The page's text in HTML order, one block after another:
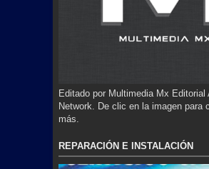
Editado por Multimedia Mx Editorial
Network. De clic en la imagen para
más.
REPARACIÓN E INSTALACIÓN